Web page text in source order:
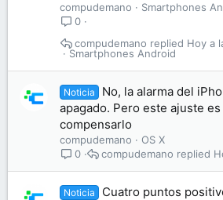
compudemano
Smartphones
0
Smartphones Android
Hoy a
compudemano
Noticia
No, la alarma del
apagado. Pero este ajuste
compensarlo
compudemano
OS X
0
compudemano
Noticia
Cuatro puntos